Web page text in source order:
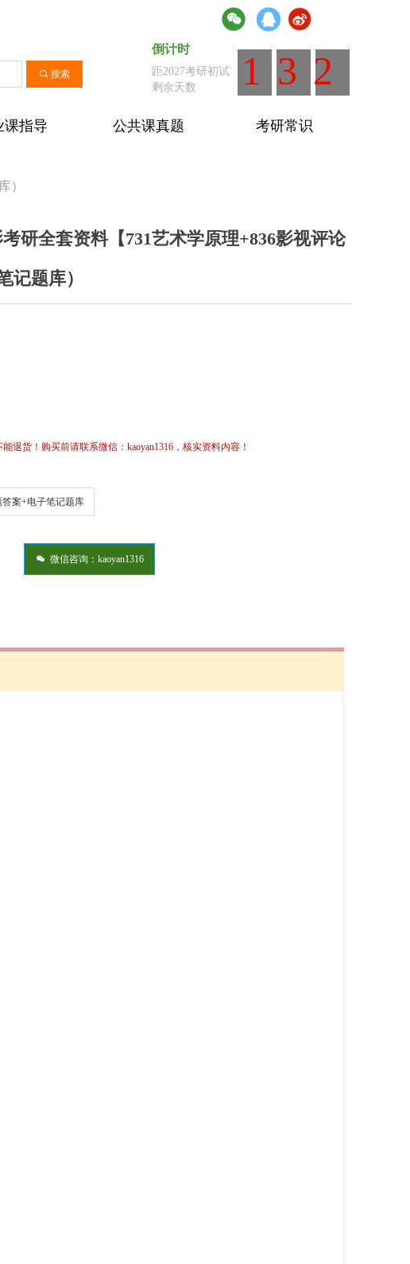
끠 搜索
倒计时：距离全国统考剩余天数
倒计时
距2027考研初试
剩余天数
132
课指导 公共课真题 考研常识
）
研全套资料【731艺术学原理+836影视评论
记题库）
案+电子笔记题库
너 微信咨询：kaoyan1316
退货！购买前请联系微信：kaoyan1316，核实资料内容！